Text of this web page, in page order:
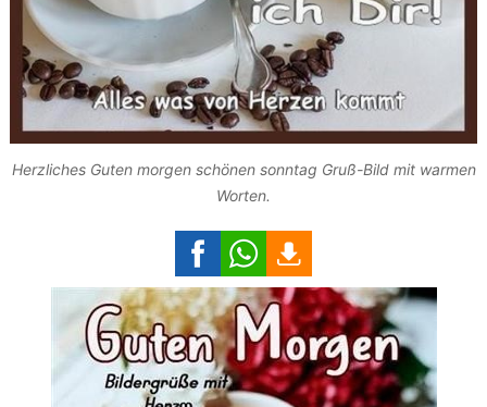
Herzliches Guten morgen schönen sonntag Gruß-Bild mit warmen
Worten.